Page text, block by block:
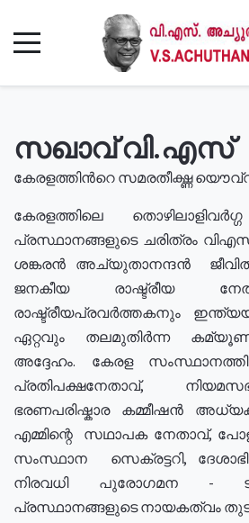
സഖാവ് വി.എസ്
കേരളത്തിൻറെ സമരതീക്ഷ്ണ
കേരളത്തിലെ
പ്രസ്ഥാനങ്ങളുടെ ചരിത്രം
ശങ്കരൻ അച്യുതാനന്ദൻ
ജനകീയ രാഷ്ട്രീയ
രാഷ്ട്രീയപ്രവർത്തകനും
ഏറ്റവും തലമുതിർന്ന
അദ്ദേഹം. കേരള
പ്രതിപക്ഷനേതാവ്,
ഭരണപരിഷ്കാര കമ്മീഷൻ
എമ്മിന്റെ സഥാപക നേതാവ്,
സംസ്ഥാന സെക്രട്ടറി,
നിരവധി പുരോഗമന -
പ്രസ്ഥാനങ്ങളുടെ നായകത്വം